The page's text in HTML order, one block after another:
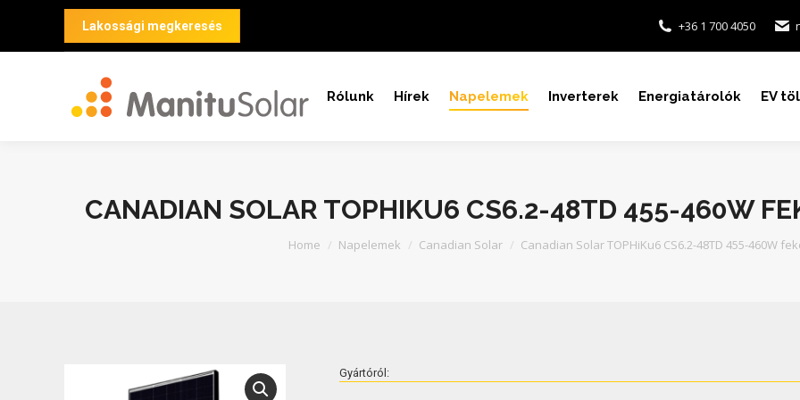
Lakossági megkeresés +36 1 700 4050
Rólunk Hírek Napelemek Inverterek Energiatárolók EV
CANADIAN SOLAR TOPHIKU6 CS6.2-48TD 455-460W
You are here:
Home Napelemek Canadian Solar Canadian Solar TOPHiKu6 CS6.2-48TD 455-460W
Gyártóról: